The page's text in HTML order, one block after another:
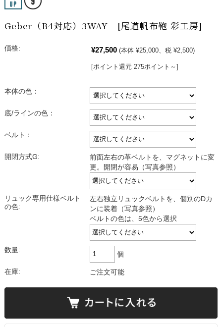
Geber（B4対応）3WAY [尾道帆布鞄 彩工房]
価格: ¥27,500 (本体 ¥25,000、税 ¥2,500)
[ポイント還元 275ポイント～]
本体の色：
底/ラインの色：
ベルト：
開閉方式G:
前面左右の革ベルトを、マグネットに変
更。開閉が容易（写真参照）
リュック専用仕様ベルト
の色:
左右独立リュックベルトを、個別のDカ
ンに装着（写真参照）
ベルトの色は、5色から選択
数量:
個
在庫: ご注文可能